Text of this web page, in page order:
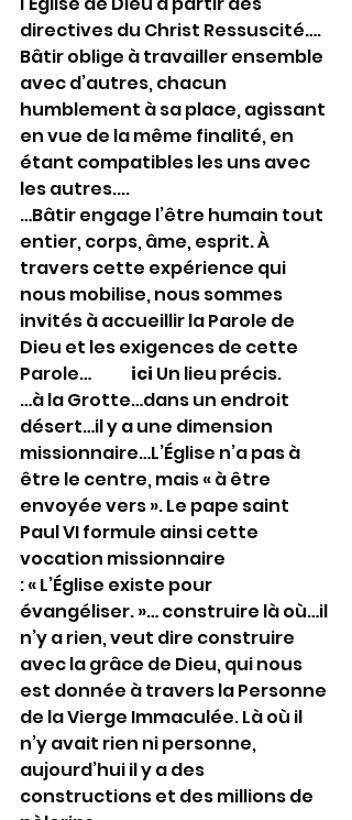
directives du Christ Ressuscité….
Bâtir oblige à travailler ensemble
avec d’autres, chacun
humblement à sa place, agissant
en vue de la même finalité, en
étant compatibles les uns avec
les autres....
…Bâtir engage l’être humain tout
entier, corps, âme, esprit. À
travers cette expérience qui
nous mobilise, nous sommes
invités à accueillir la Parole de
Dieu et les exigences de cette
Parole… ici Un lieu précis.
…à la Grotte…dans un endroit
désert…il y a une dimension
missionnaire…L’Église n’a pas à
être le centre, mais « à être
envoyée vers ». Le pape saint
Paul VI formule ainsi cette
vocation missionnaire
: « L’Église existe pour
évangéliser. »… construire là où…il
n’y a rien, veut dire construire
avec la grâce de Dieu, qui nous
est donnée à travers la Personne
de la Vierge Immaculée. Là où il
n’y avait rien ni personne,
aujourd’hui il y a des
constructions et des millions de